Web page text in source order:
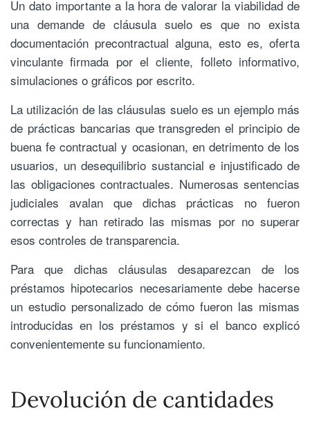
Un dato importante a la hora de valorar la viabilidad de
una demande de cláusula suelo es que no exista
documentación precontractual alguna, esto es, oferta
vinculante firmada por el cliente, folleto informativo,
simulaciones o gráficos por escrito.
La utilización de las cláusulas suelo es un ejemplo más
de prácticas bancarias que transgreden el principio de
buena fe contractual y ocasionan, en detrimento de los
usuarios, un desequilibrio sustancial e injustificado de
las obligaciones contractuales. Numerosas sentencias
judiciales avalan que dichas prácticas no fueron
correctas y han retirado las mismas por no superar
esos controles de transparencia.
Para que dichas cláusulas desaparezcan de los
préstamos hipotecarios necesariamente debe hacerse
un estudio personalizado de cómo fueron las mismas
introducidas en los préstamos y si el banco explicó
convenientemente su funcionamiento.
Devolución de cantidades